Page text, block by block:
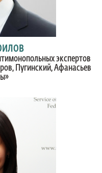
экспертов
Пугинский, Афанасьев